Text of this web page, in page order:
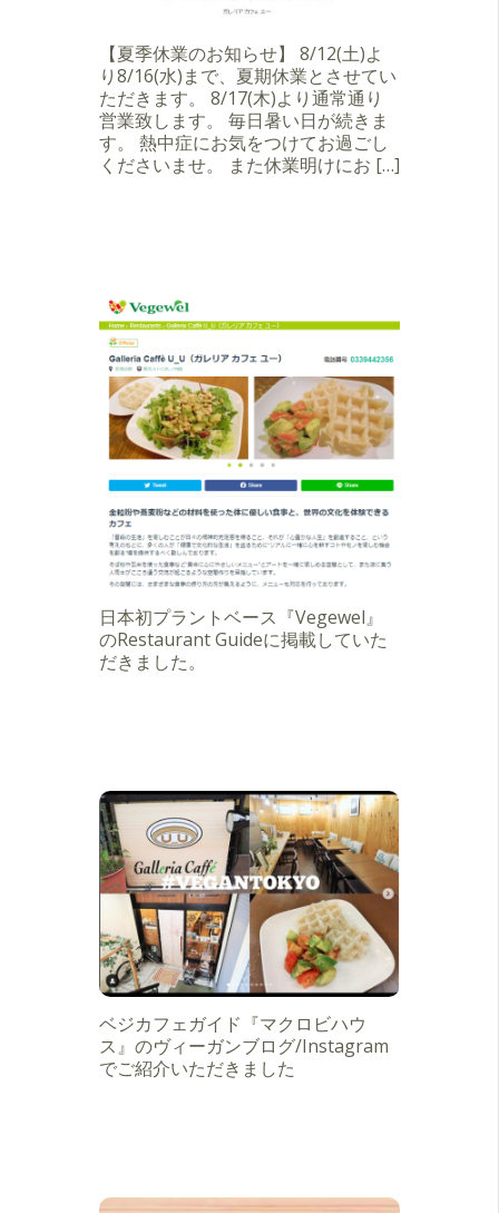
【夏季休業のお知らせ】 8/12(土)よ
り8/16(水)まで、夏期休業とさせてい
ただきます。 8/17(木)より通常通り
営業致します。 毎日暑い日が続きま
す。 熱中症にお気をつけてお過ごし
くださいませ。 また休業明けにお […]
日本初プラントベース『Vegewel』
のRestaurant Guideに掲載していた
だきました。
ベジカフェガイド『マクロビハウ
ス』のヴィーガンブログ/Instagram
でご紹介いただきました